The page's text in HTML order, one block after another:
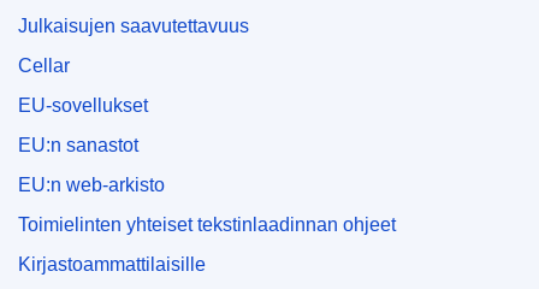
Julkaisujen saavutettavuus
Cellar
EU-sovellukset
EU:n sanastot
EU:n web-arkisto
Toimielinten yhteiset tekstinlaadinnan ohjeet
Kirjastoammattilaisille